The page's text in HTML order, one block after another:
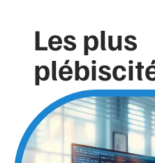
Les plus